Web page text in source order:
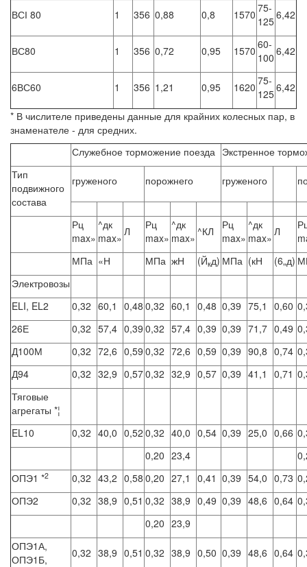
ВСІ 80 1 356 0,88 0,8 1570 75-
1256,42
ВС80 1 356 0,72 0,95 1570 60-
100 6,42
6ВС60 1 356 1,21 0,95 1620 75-
1256,42
* В числителе приведены данные для крайних колесных пар, в
знаменателе - для средних.
Служебное торможение поезда Экстренное
Тип
подвижного
состава
груженого порожнего груженого
Рц
max»
^дк
max» Л
Рц
max»
^дк
max» ^КЛ
Рц
max»
^дк
max» Л
МПа «Н МПа жН (Йкд) МПа (кН (6„д)
Электровозы
ELI, EL2
0,32 60,1 0,48 0,32 60,1 0,48 0,39 75,1 0,60
26Е
0,32 57,4 0,39 0,32 57,4 0,39 0,39 71,7 0,49
Д100М
0,32 72,6 0,59 0,32 72,6 0,59 0,39 90,8 0,74
Д94
0,32 32,9 0,570,32 32,9 0,57 0,39 41,1 0,71
Тяговые
агрегаты *¦
EL10
0,32 40,0 0,52 0,32 40,0 0,54 0,39 25,0 0,66
0,20 23,4
ОПЭ1 *2 0,32 43,2 0,58 0,20 27,1 0,41 0,39 54,0 0,73
ОПЭ2
0,32 38,9 0,51 0,32 38,9 0,49 0,39 48,6 0,64
0,20 23,9
ОПЭ1А,
ОПЭ1Б,
0,32 38,9 0,51 0,32 38,9 0,50 0,39 48,6 0,64